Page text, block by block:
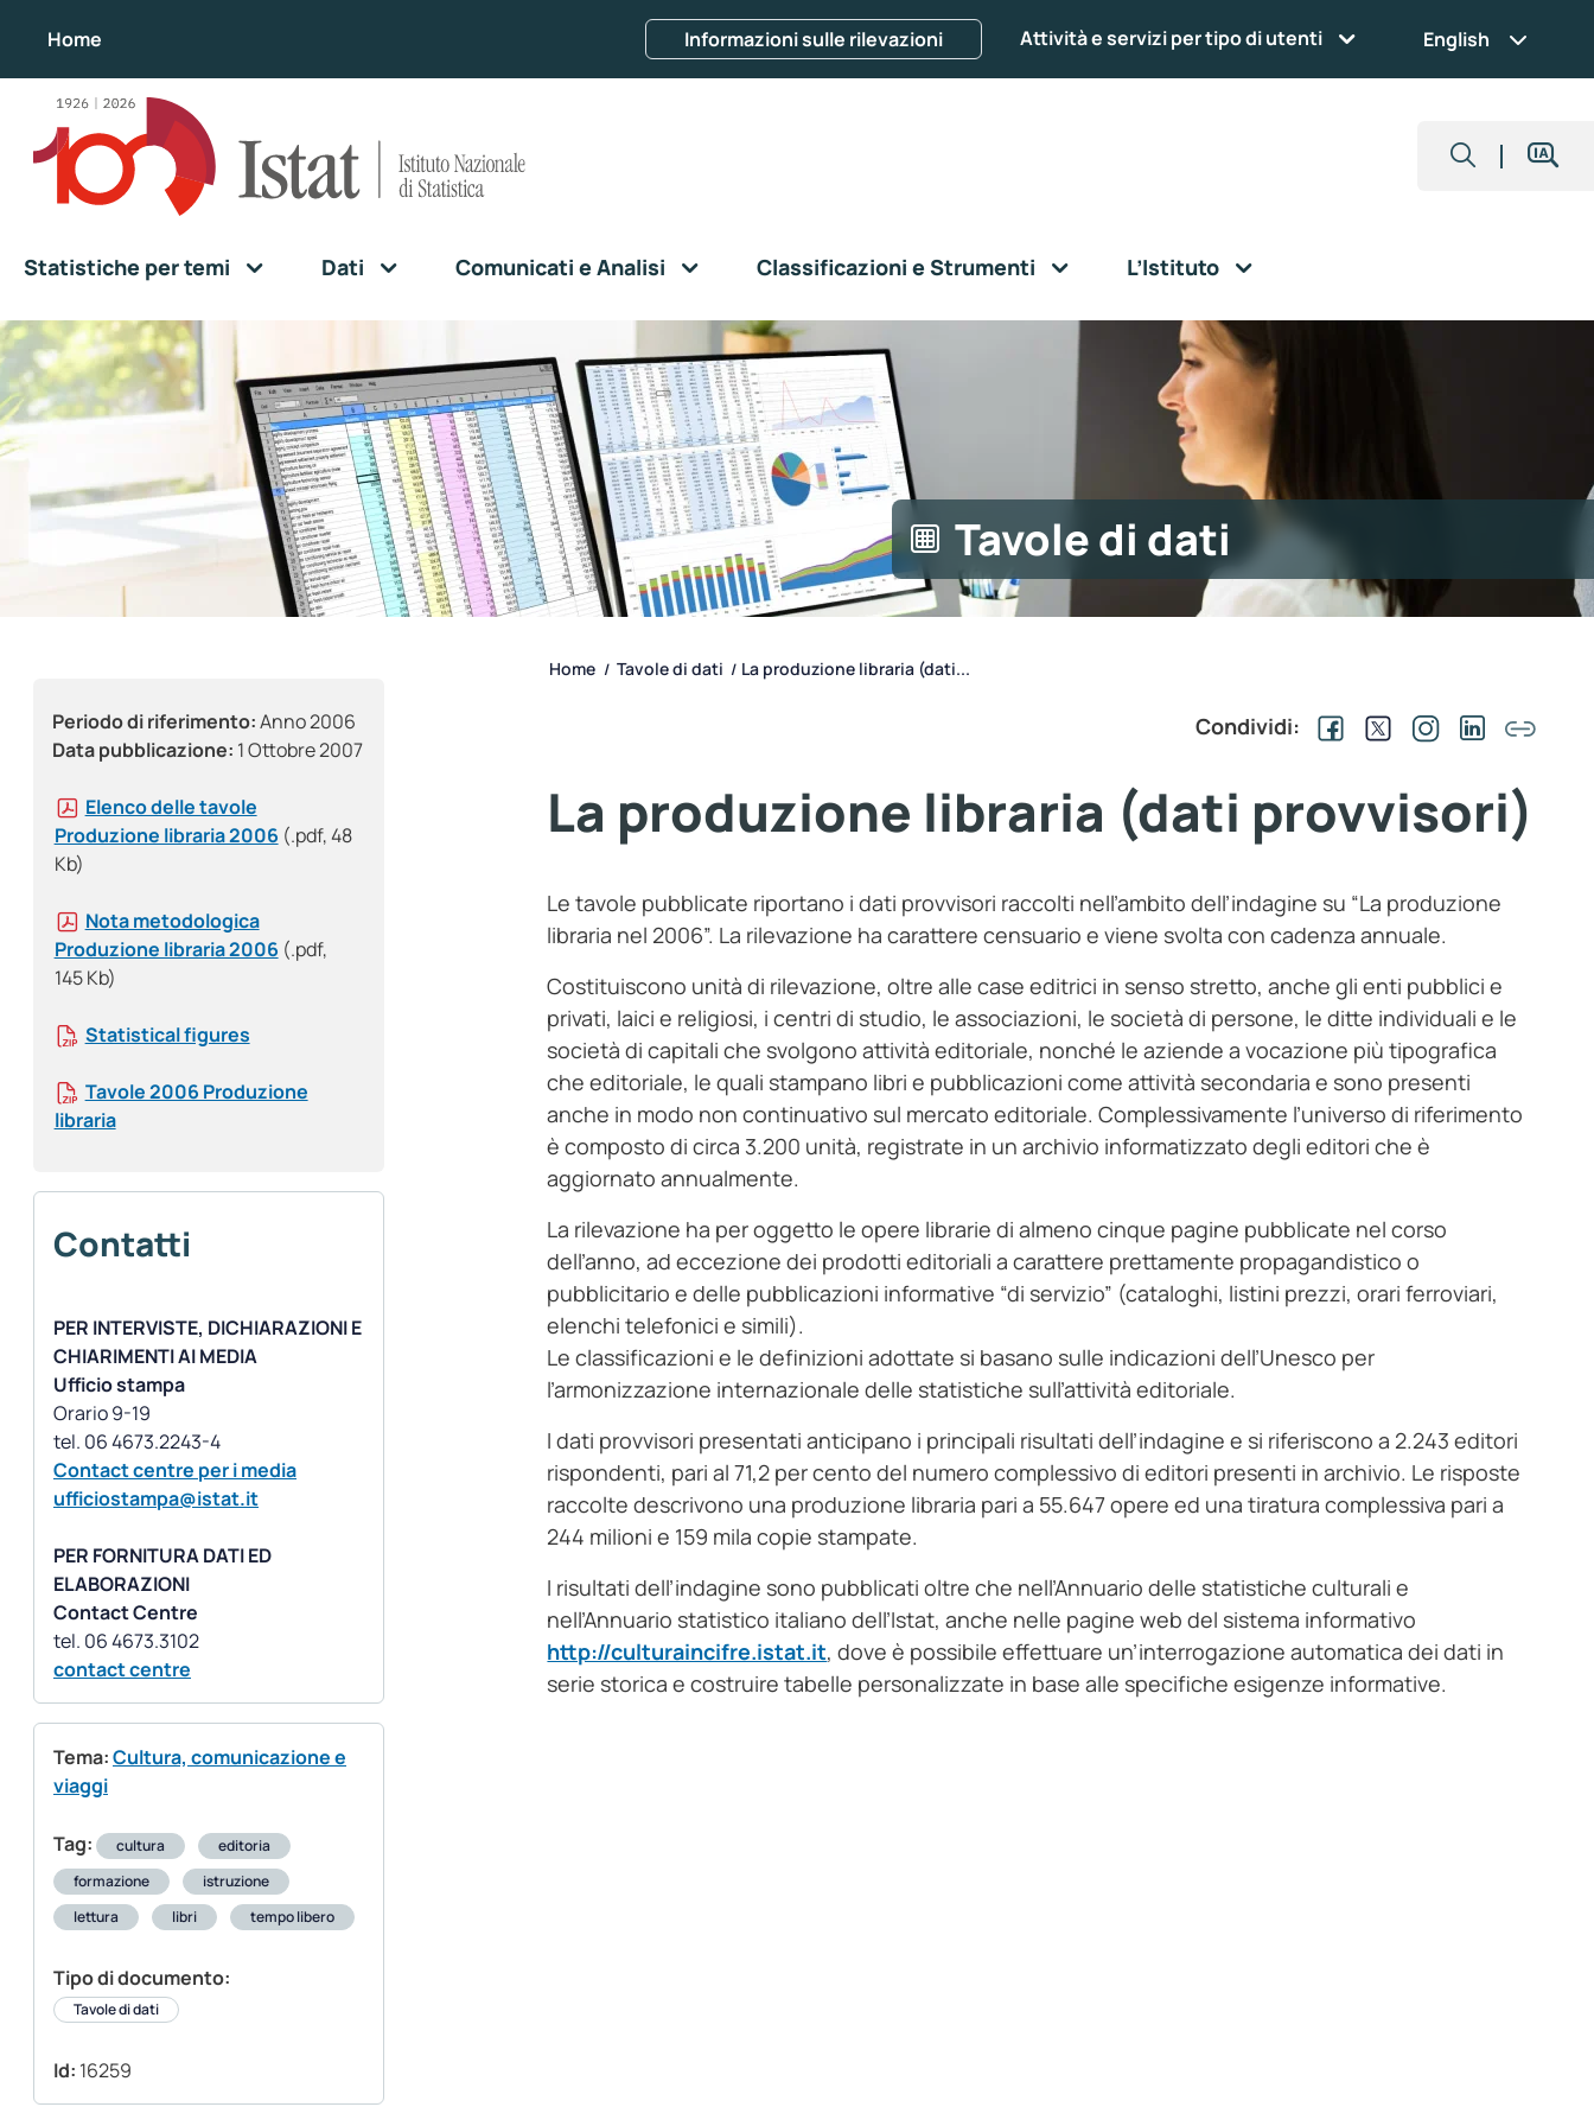
Home Informazioni sulle rilevazioni Attività e servizi per tipo di utenti English
Statistiche per temi Dati Comunicati e Analisi Classificazioni e Strumenti L’Istituto
Tavole di dati
Periodo di riferimento:Anno 2006
Data pubblicazione: 1 Ottobre 2007
Elenco delle tavole
Produzione libraria 2006 (.pdf, 48
Kb)
Nota metodologica
Produzione libraria 2006 (.pdf,
145 Kb)
Statistical figures
Tavole 2006 Produzione
libraria
Contatti
PER INTERVISTE, DICHIARAZIONI E
CHIARIMENTI AI MEDIA
Ufficio stampa
Orario 9-19
Contact centre per i media
ufficiostampa@istat.it
PER FORNITURA DATI ED
ELABORAZIONI
Contact Centre
contact centre
Tema:Cultura, comunicazione e
viaggi
Tag: cultura
editoria
formazione
istruzione
lettura
libri tempo libero
Tipo di documento:
Tavole di dati
Id: 16259
Home / Tavole di dati / La produzione libraria (dati...
Condividi:
La produzione libraria (dati provvisori)
Le tavole pubblicate riportano i dati provvisori raccolti nell’ambito dell’indagine su “La produzione
libraria nel 2006”. La rilevazione ha carattere censuario e viene svolta con cadenza annuale.
Costituiscono unità di rilevazione, oltre alle case editrici in senso stretto, anche gli enti pubblici e
privati, laici e religiosi, i centri di studio, le associazioni, le società di persone, le ditte individuali e le
società di capitali che svolgono attività editoriale, nonché le aziende a vocazione più tipografica
che editoriale, le quali stampano libri e pubblicazioni come attività secondaria e sono presenti
anche in modo non continuativo sul mercato editoriale. Complessivamente l’universo di riferimento
è composto di circa 3.200 unità, registrate in un archivio informatizzato degli editori che è
aggiornato annualmente.
La rilevazione ha per oggetto le opere librarie di almeno cinque pagine pubblicate nel corso
dell’anno, ad eccezione dei prodotti editoriali a carattere prettamente propagandistico o
pubblicitario e delle pubblicazioni informative “di servizio” (cataloghi, listini prezzi, orari ferroviari,
elenchi telefonici e simili).
Le classificazioni e le definizioni adottate si basano sulle indicazioni dell’Unesco per
l’armonizzazione internazionale delle statistiche sull’attività editoriale.
I dati provvisori presentati anticipano i principali risultati dell’indagine e si riferiscono a 2.243 editori
rispondenti, pari al 71,2 per cento del numero complessivo di editori presenti in archivio. Le risposte
raccolte descrivono una produzione libraria pari a 55.647 opere ed una tiratura complessiva pari a
244 milioni e 159 mila copie stampate.
I risultati dell’indagine sono pubblicati oltre che nell’Annuario delle statistiche culturali e
nell’Annuario statistico italiano dell’Istat, anche nelle pagine web del sistema informativo
http://culturaincifre.istat.it, dove è possibile effettuare un’interrogazione automatica dei dati in
serie storica e costruire tabelle personalizzate in base alle specifiche esigenze informative.